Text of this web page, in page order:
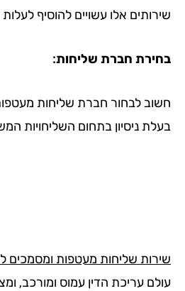
אלו עשויים להוסיף לעלות
חברת שליחות:
לבחור חברת שליחות מעטפות
ניסיון בתחום השליחויות
שליחות מעטפות ומסמכים
עריכת הדין עמוס ומורכב, ומצריך